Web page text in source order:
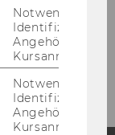
Notwendig zur
Identifizierung
Angehörige/r für
Kursanmeldung.
Notwendig zur
Identifizierung
Angehörige/r für
Kursanmeldung.